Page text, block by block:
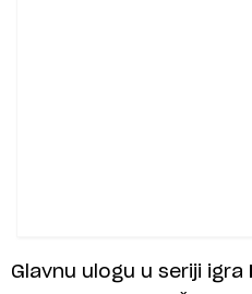
Glavnu ulogu u seriji igra